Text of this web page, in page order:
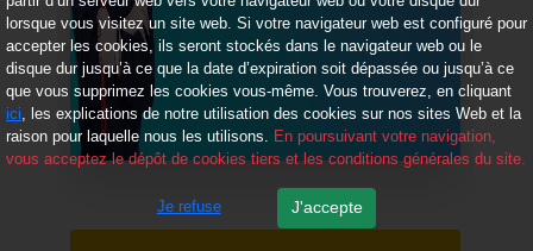
lorsque vous visitez un site web. Si votre navigateur web est configuré pour
accepter les cookies, ils seront stockés dans le navigateur web ou le
disque dur jusqu’à ce que la date d’expiration soit dépassée ou jusqu’à ce
que vous supprimez les cookies vous-même. Vous trouverez, en cliquant
ici, les explications de notre utilisation des cookies sur nos sites Web et la
raison pour laquelle nous les utilisons. En poursuivant votre navigation,
vous acceptez le dépôt de cookies tiers et les conditions générales du site.
Je refuse J'accepte